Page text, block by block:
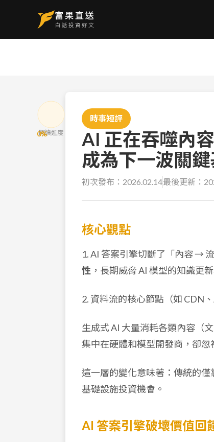
0%
閱讀進度
時事短評
AI 正在吞噬內
成為下一波關
初次發布： 2026.02.14最後更新：
核心觀點
1. AI 答案引擎切斷了「內容 →
性 ，長期威脅 AI 模型的知識更
2. 資料流的核心節點（如 CDN
生成式 AI 大量消耗各類內容（
集中在硬體和模型開發商，卻
這一層的變化意味著：傳統的
基礎設施投資機會。
AI 答案引擎破壞價值回